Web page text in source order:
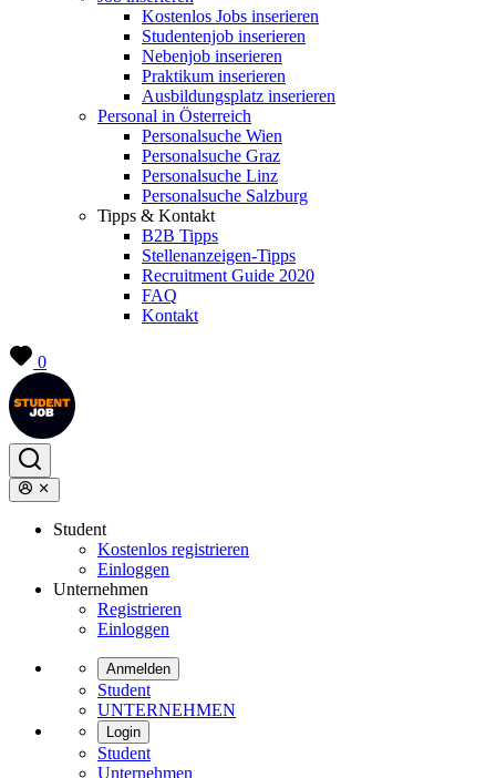
Kostenlos Jobs inserieren
Studentenjob inserieren
Nebenjob inserieren
Praktikum inserieren
Ausbildungsplatz inserieren
Personal in Österreich
Personalsuche Wien
Personalsuche Graz
Personalsuche Linz
Personalsuche Salzburg
Tipps & Kontakt
B2B Tipps
Stellenanzeigen-Tipps
Recruitment Guide 2020
FAQ
Kontakt
0
Student
Kostenlos registrieren
Einloggen
Unternehmen
Registrieren
Einloggen
Anmelden
Student
UNTERNEHMEN
Login
Student
Unternehmen